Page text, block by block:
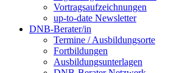
Vortragsaufzeichnungen
up-to-date Newsletter
DNB-Berater/in
Termine / Ausbildungsorte
Fortbildungen
Ausbildungsunterlagen